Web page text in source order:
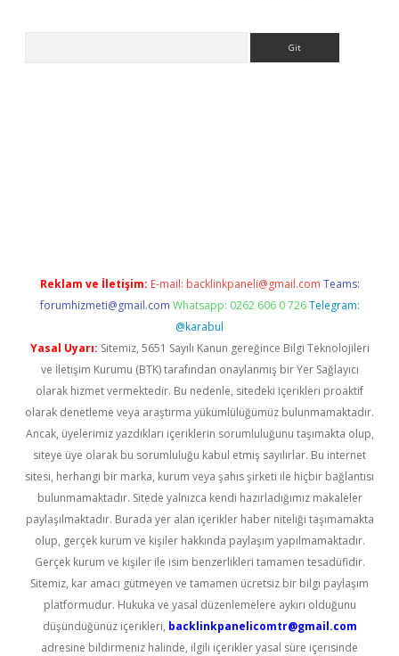
Reklam ve İletişim: E-mail: backlinkpaneli@gmail.com Teams:
forumhizmeti@gmail.com Whatsapp: 0262 606 0 726 Telegram:
@karabul
Yasal Uyarı: Sitemiz, 5651 Sayılı Kanun gereğince Bilgi Teknolojileri
ve İletişim Kurumu (BTK) tarafından onaylanmış bir Yer Sağlayıcı
olarak hizmet vermektedir. Bu nedenle, sitedeki içerikleri proaktif
olarak denetleme veya araştırma yükümlülüğümüz bulunmamaktadır.
Ancak, üyelerimiz yazdıkları içeriklerin sorumluluğunu taşımakta olup,
siteye üye olarak bu sorumluluğu kabul etmiş sayılırlar. Bu internet
sitesi, herhangi bir marka, kurum veya şahıs şirketi ile hiçbir bağlantısı
bulunmamaktadır. Sitede yalnızca kendi hazırladığımız makaleler
paylaşılmaktadır. Burada yer alan içerikler haber niteliği taşımamakta
olup, gerçek kurum ve kişiler hakkında paylaşım yapılmamaktadır.
Gerçek kurum ve kişiler ile isim benzerlikleri tamamen tesadüfidir.
Sitemiz, kar amacı gütmeyen ve tamamen ücretsiz bir bilgi paylaşım
platformudur. Hukuka ve yasal düzenlemelere aykırı olduğunu
düşündüğünüz içerikleri, backlinkpanelicomtr@gmail.com
adresine bildirmeniz halinde, ilgili içerikler yasal süre içerisinde